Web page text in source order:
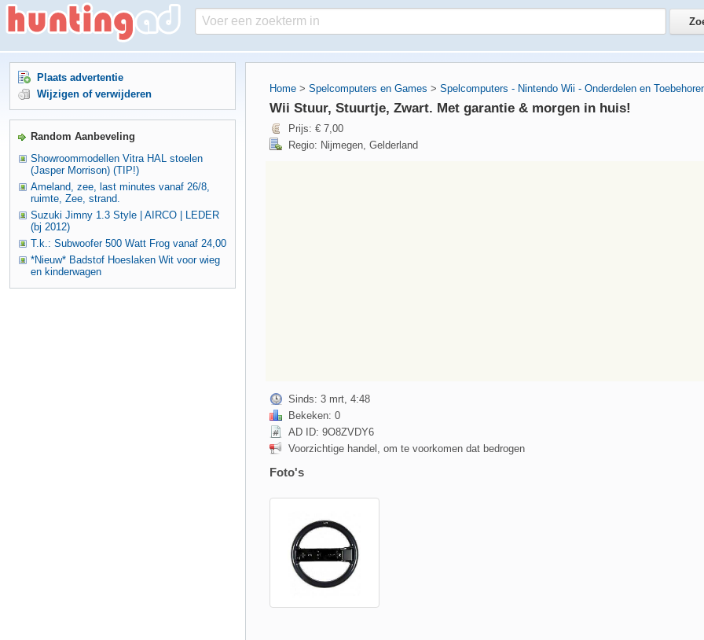
Home > Spelcomputers en Games > Spelcomputers - Nintendo Wii - Onderdelen en
Wii Stuur, Stuurtje, Zwart. Met garantie & morgen in huis!
Prijs: € 7,00
Regio: Nijmegen, Gelderland
Sinds: 3 mrt, 4:48
Bekeken: 0
AD ID: 9O8ZVDY6
Voorzichtige handel, om te voorkomen dat bedrogen
Foto's
Plaats advertentie
Wijzigen of verwijderen
Random Aanbeveling
Showroommodellen Vitra HAL stoelen
(Jasper Morrison) (TIP!)
Ameland, zee, last minutes vanaf 26/8,
ruimte, Zee, strand.
Suzuki Jimny 1.3 Style | AIRCO | LEDER
(bj 2012)
T.k.: Subwoofer 500 Watt Frog vanaf 24,00
*Nieuw* Badstof Hoeslaken Wit voor wieg
en kinderwagen